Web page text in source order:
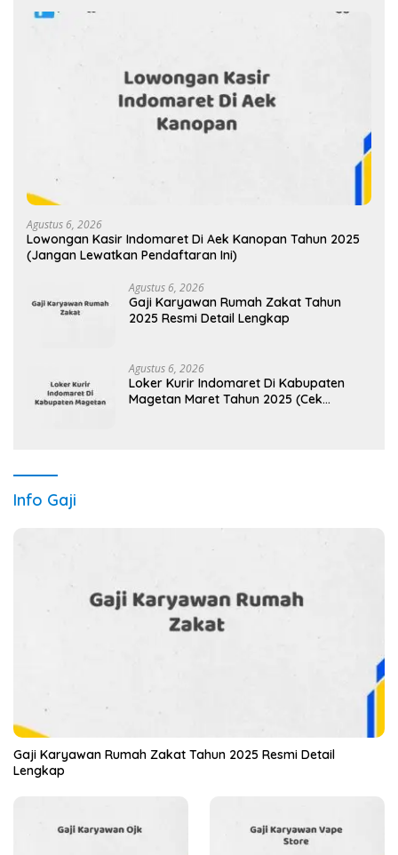
Agustus 6, 2026
Lowongan Kasir Indomaret Di Aek Kanopan Tahun 2025
(Jangan Lewatkan Pendaftaran Ini)
Agustus 6, 2026
Gaji Karyawan Rumah Zakat Tahun
2025 Resmi Detail Lengkap
Agustus 6, 2026
Loker Kurir Indomaret Di Kabupaten
Magetan Maret Tahun 2025 (Cek
Info Gaji
Gaji Karyawan Rumah Zakat Tahun 2025 Resmi Detail
Lengkap